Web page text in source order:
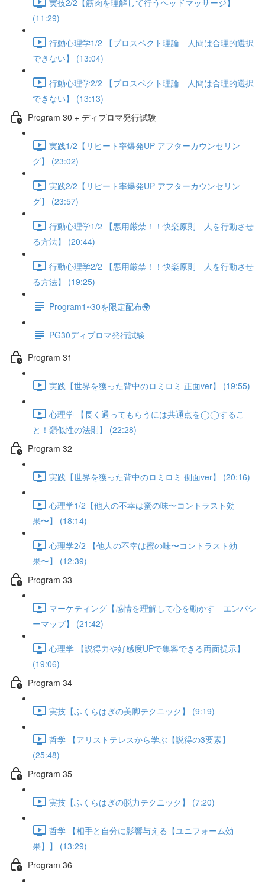
(11:29)
行動心理学1/2 【プロスペクト理論 人間は合理的選択
できない】 (13:04)
行動心理学2/2 【プロスペクト理論 人間は合理的選択
できない】 (13:13)
Program 30 + ディプロマ発行試験
実践1/2【リピート率爆発UP アフターカウンセリン
グ】 (23:02)
実践2/2【リピート率爆発UP アフターカウンセリン
グ】 (23:57)
行動心理学1/2 【悪用厳禁！！快楽原則 人を行動させ
る方法】 (20:44)
行動心理学2/2 【悪用厳禁！！快楽原則 人を行動させ
る方法】 (19:25)
Program1~30を限定配布🌍
PG30ディプロマ発行試験
Program 31
実践【世界を獲った背中のロミロミ 正面ver】 (19:55)
心理学 【長く通ってもらうには共通点を◯◯するこ
と！類似性の法則】 (22:28)
Program 32
実践【世界を獲った背中のロミロミ 側面ver】 (20:16)
心理学1/2【他人の不幸は蜜の味〜コントラスト効
果〜】 (18:14)
心理学2/2 【他人の不幸は蜜の味〜コントラスト効
果〜】 (12:39)
Program 33
マーケティング【感情を理解して心を動かす エンパシ
ーマップ】 (21:42)
心理学 【説得力や好感度UPで集客できる両面提示】
(19:06)
Program 34
実技【ふくらはぎの美脚テクニック】 (9:19)
哲学 【アリストテレスから学ぶ【説得の3要素】
(25:48)
Program 35
実技【ふくらはぎの脱力テクニック】 (7:20)
哲学 【相手と自分に影響与える【ユニフォーム効
果】】 (13:29)
Program 36